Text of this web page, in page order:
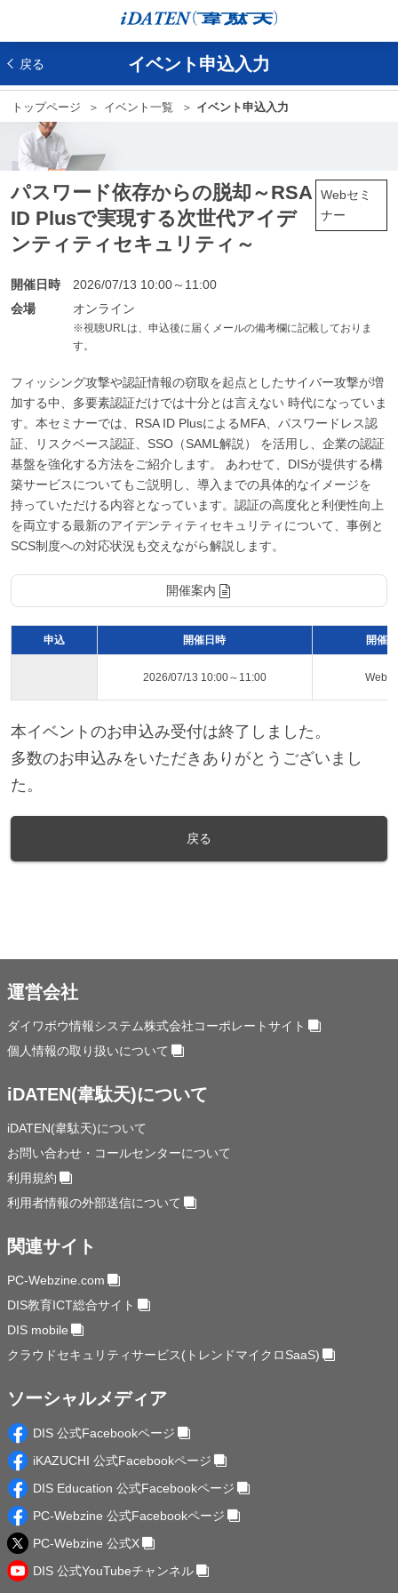
戻る イベント申込入力
トップページ イベント一覧 イベント申込入力
Webセミ
ナー
パスワード依存からの脱却～RSA
ID Plusで実現する次世代アイデ
ンティティセキュリティ～
開催日時
2026/07/13 10:00～11:00
会場
オンライン
※視聴URLは、申込後に届くメールの備考欄に記載しておりま
す。
フィッシング攻撃や認証情報の窃取を起点としたサイバー攻撃が増
加する中、多要素認証だけでは十分とは言えない 時代になっていま
す。本セミナーでは、RSA ID PlusによるMFA、パスワードレス認
証、リスクベース認証、SSO（SAML解説） を活用し、企業の認証
基盤を強化する方法をご紹介します。 あわせて、DISが提供する構
築サービスについてもご説明し、導入までの具体的なイメージを
持っていただける内容となっています。認証の高度化と利便性向上
を両立する最新のアイデンティティセキュリティについて、事例と
SCS制度への対応状況も交えながら解説します。
開催案内
申込 開催日時 開催
2026/07/13 10:00～11:00 Web
本イベントのお申込み受付は終了しました。
多数のお申込みをいただきありがとうございまし
た。
戻る
運営会社
ダイワボウ情報システム株式会社コーポレートサイト
個人情報の取り扱いについて
iDATEN(韋駄天)について
iDATEN(韋駄天)について
お問い合わせ・コールセンターについて
利用規約
利用者情報の外部送信について
関連サイト
PC-Webzine.com
DIS教育ICT総合サイト
DIS mobile
クラウドセキュリティサービス(トレンドマイクロSaaS)
ソーシャルメディア
DIS 公式Facebookページ
iKAZUCHI 公式Facebookページ
DIS Education 公式Facebookページ
PC-Webzine 公式Facebookページ
PC-Webzine 公式X
DIS 公式YouTubeチャンネル